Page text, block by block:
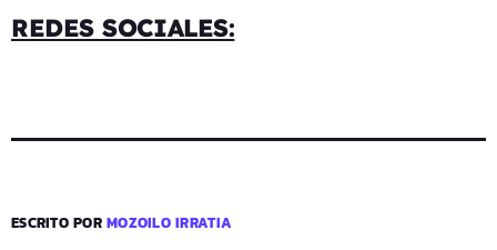
REDES SOCIALES:
ESCRITO PORMOZOILO IRRATIA